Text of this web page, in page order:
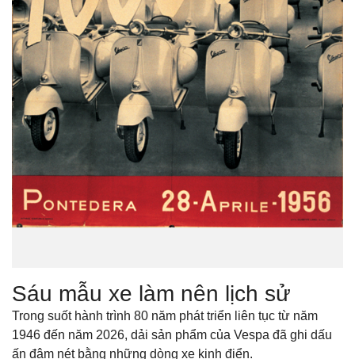
Sáu mẫu xe làm nên lịch sử
Trong suốt hành trình 80 năm phát triển liên tục từ năm
1946 đến năm 2026, dải sản phẩm của Vespa đã ghi dấu
ấn đậm nét bằng những dòng xe kinh điển.